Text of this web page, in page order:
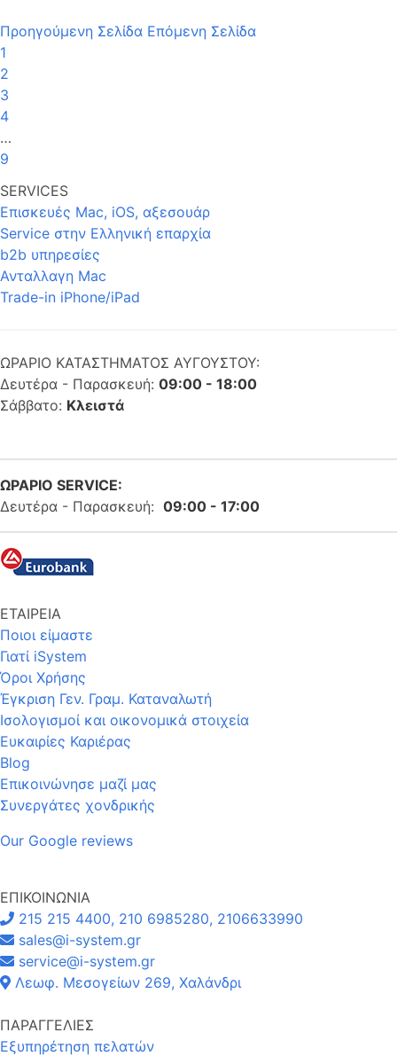
Προηγούμενη Σελίδα Επόμενη Σελίδα
1
2
3
4
…
9
SERVICES
Επισκευές Mac, iOS, αξεσουάρ
Service στην Eλληνική επαρχία
b2b υπηρεσίες
Ανταλλαγη Mac
Trade-in iPhone/iPad
ΩΡΑΡΙΟ ΚΑΤΑΣΤΗΜΑΤΟΣ ΑΥΓΟΥΣΤΟΥ:
Δευτέρα - Παρασκευή: 09:00 - 18:00
Σάββατο: Κλειστά
ΩΡΑΡΙΟ SERVICE:
Δευτέρα - Παρασκευή: 09:00 - 17:00
ΕΤΑΙΡΕΙΑ
Ποιοι είμαστε
Γιατί iSystem
Όροι Χρήσης
Έγκριση Γεν. Γραμ. Καταναλωτή
Ισολογισμοί και οικονομικά στοιχεία
Ευκαιρίες Καριέρας
Blog
Επικοινώνησε μαζί μας
Συνεργάτες χονδρικής
Our Google reviews
ΕΠΙΚΟΙΝΩΝΙΑ
215 215 4400, 210 6985280, 2106633990
sales@i-system.gr
service@i-system.gr
Λεωφ. Μεσογείων 269, Χαλάνδρι
ΠΑΡΑΓΓΕΛΙΕΣ
Εξυπηρέτηση πελατών